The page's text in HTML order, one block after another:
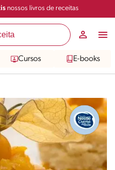
nossos livros de receitas
Cursos E-books
Compartilhar